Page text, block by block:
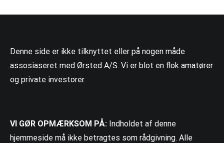
Denne side er ikke tilknyttet eller på nogen måde
assosiaseret med Ørsted A/S. Vi er blot en flok amatører
og private investorer.
VI GØR OPMÆRKSOM PÅ: Indholdet af denne
hjemmeside må ikke betragtes som rådgivning. Alle